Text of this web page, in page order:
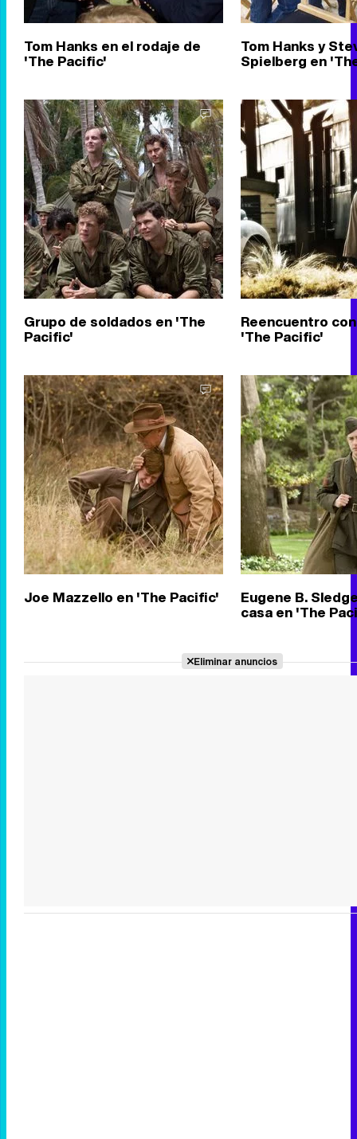
Tom Hanks en el rodaje de
'The Pacific'
Tom Hanks y
Spielberg en
Grupo de soldados en 'The
Pacific'
Reencuentro
'The Pacific'
Joe Mazzello en 'The Pacific' Eugene B.
casa en 'The
Eliminar anuncios